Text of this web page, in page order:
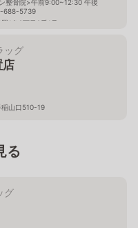
整骨院>午前9:00~12:30 午後
688-5739
1条2丁目2番1号
ッグ
店
稲山口510-19
る
グ